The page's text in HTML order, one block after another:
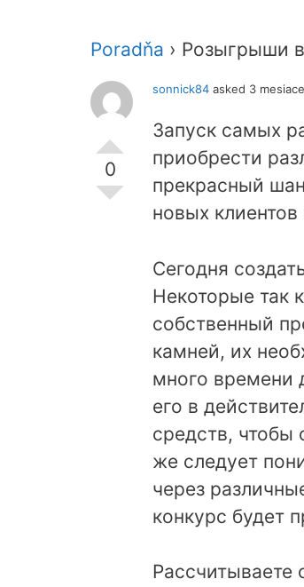
Poradňa › Розыгрыши
0
sonnick84 asked 3
Запуск самых
приобрести
прекрасный
новых
Сегодня
Некоторые так
собственный
камней, их
много времени
его в
средств, чтобы
же следует
через
конкурс будет
Рассчитываете